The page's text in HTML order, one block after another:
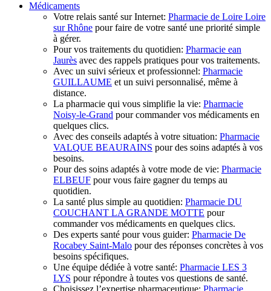
Médicaments
Votre relais santé sur Internet: Pharmacie de Loire Loire
sur Rhône pour faire de votre santé une priorité simple
à gérer.
Pour vos traitements du quotidien: Pharmacie ean
Jaurès avec des rappels pratiques pour vos traitements.
Avec un suivi sérieux et professionnel: Pharmacie
GUILLAUME et un suivi personnalisé, même à
distance.
La pharmacie qui vous simplifie la vie: Pharmacie
Noisy-le-Grand pour commander vos médicaments en
quelques clics.
Avec des conseils adaptés à votre situation: Pharmacie
VALQUE BEAURAINS pour des soins adaptés à vos
besoins.
Pour des soins adaptés à votre mode de vie: Pharmacie
ELBEUF pour vous faire gagner du temps au
quotidien.
La santé plus simple au quotidien: Pharmacie DU
COUCHANT LA GRANDE MOTTE pour
commander vos médicaments en quelques clics.
Des experts santé pour vous guider: Pharmacie De
Rocabey Saint-Malo pour des réponses concrètes à vos
besoins spécifiques.
Une équipe dédiée à votre santé: Pharmacie LES 3
LYS pour répondre à toutes vos questions de santé.
Choisissez l’expertise pharmaceutique: Pharmacie